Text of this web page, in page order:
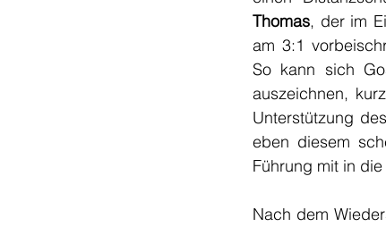
Thomas, der im
am 3:1
So kann sich
auszeichnen,
Unterstützung
eben diesem
Führung mit in
Nach dem